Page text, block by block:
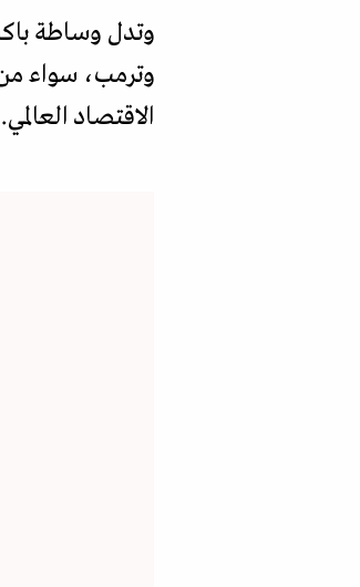
وتدل وساطة
وترمب، سواء من
الاقتصاد العالمي.